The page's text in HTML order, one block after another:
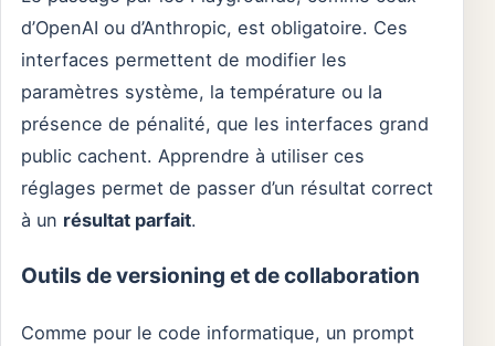
d’OpenAI ou d’Anthropic, est obligatoire. Ces
interfaces permettent de modifier les
paramètres système, la température ou la
présence de pénalité, que les interfaces grand
public cachent. Apprendre à utiliser ces
réglages permet de passer d’un résultat correct
à un résultat parfait.
Outils de versioning et de collaboration
Comme pour le code informatique, un prompt